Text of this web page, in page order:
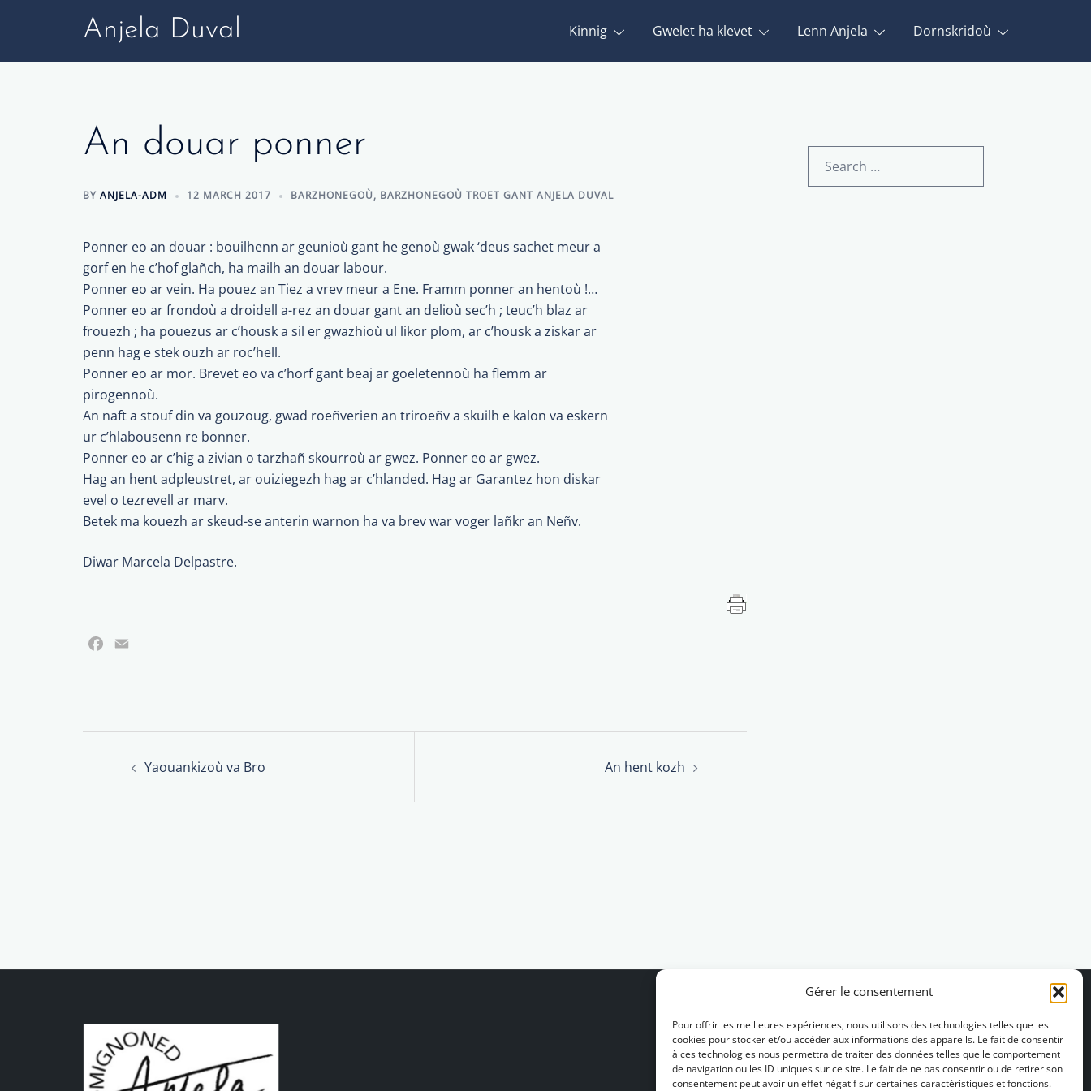
Gérer le consentement
Pour offrir les meilleures expériences, nous utilisons des technologies telles que les
cookies pour stocker et/ou accéder aux informations des appareils. Le fait de consentir
à ces technologies nous permettra de traiter des données telles que le comportement
de navigation ou les ID uniques sur ce site. Le fait de ne pas consentir ou de retirer son
consentement peut avoir un effet négatif sur certaines caractéristiques et fonctions.
Anjela Duval Kinnig Gwelet ha klevet Lenn Anjela Dornskridoù
An douar ponner
BY ANJELA-ADM 12 MARCH 2017 BARZHONEGOÙ, BARZHONEGOÙ TROET GANT ANJELA DUVAL
Ponner eo an douar : bouilhenn ar geunioù gant he genoù gwak ‘deus sachet meur a
gorf en he c’hof glañch, ha mailh an douar labour.
Ponner eo ar vein. Ha pouez an Tiez a vrev meur a Ene. Framm ponner an hentoù !…
Ponner eo ar frondoù a droidell a-rez an douar gant an delioù sec’h ; teuc’h blaz ar
frouezh ; ha pouezus ar c’housk a sil er gwazhioù ul likor plom, ar c’housk a ziskar ar
penn hag e stek ouzh ar roc’hell.
Ponner eo ar mor. Brevet eo va c’horf gant beaj ar goeletennoù ha flemm ar
pirogennoù.
An naft a stouf din va gouzoug, gwad roeñverien an triroeñv a skuilh e kalon va eskern
ur c’hlabousenn re bonner.
Ponner eo ar c’hig a zivian o tarzhañ skourroù ar gwez. Ponner eo ar gwez.
Hag an hent adpleustret, ar ouiziegezh hag ar c’hlanded. Hag ar Garantez hon diskar
evel o tezrevell ar marv.
Betek ma kouezh ar skeud-se anterin warnon ha va brev war voger lañkr an Neñv.
Diwar Marcela Delpastre.
Facebook
Yaouankizoù va Bro An hent kozh
for: